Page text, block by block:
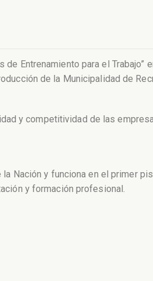
Entrenamiento para el Trabajo”
de la Municipalidad de
y competitividad de las
Nación y funciona en el primer
y formación profesional.